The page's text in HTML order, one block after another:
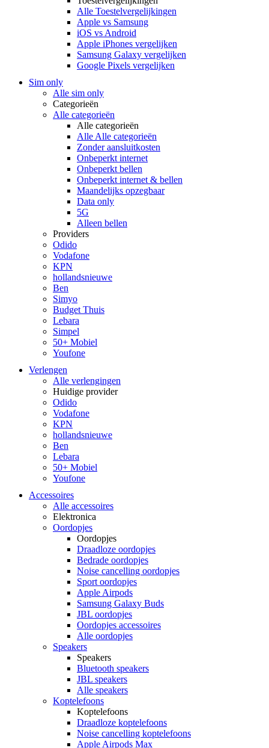
Alle Toestelvergelijkingen
Apple vs Samsung
iOS vs Android
Apple iPhones vergelijken
Samsung Galaxy vergelijken
Google Pixels vergelijken
Sim only
Alle sim only
Categorieën
Alle categorieën
Alle categorieën
Alle Alle categorieën
Zonder aansluitkosten
Onbeperkt internet
Onbeperkt bellen
Onbeperkt internet & bellen
Maandelijks opzegbaar
Data only
5G
Alleen bellen
Providers
Odido
Vodafone
KPN
hollandsnieuwe
Ben
Simyo
Budget Thuis
Lebara
Simpel
50+ Mobiel
Youfone
Verlengen
Alle verlengingen
Huidige provider
Odido
Vodafone
KPN
hollandsnieuwe
Ben
Lebara
50+ Mobiel
Youfone
Accessoires
Alle accessoires
Elektronica
Oordopjes
Oordopjes
Draadloze oordopjes
Bedrade oordopjes
Noise cancelling oordopjes
Sport oordopjes
Apple Airpods
Samsung Galaxy Buds
JBL oordopjes
Oordopjes accessoires
Alle oordopjes
Speakers
Speakers
Bluetooth speakers
JBL speakers
Alle speakers
Koptelefoons
Koptelefoons
Draadloze koptelefoons
Noise cancelling koptelefoons
Apple Airpods Max